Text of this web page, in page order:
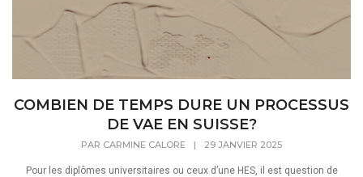
COMBIEN DE TEMPS DURE UN PROCESSUS
DE VAE EN SUISSE?
PAR CARMINE CALORE | 29 JANVIER 2025
Pour les diplômes universitaires ou ceux d’une HES, il est question de